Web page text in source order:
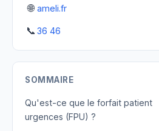
🌐 ameli.fr
📞 36 46
SOMMAIRE
Qu'est-ce que le forfait patient
urgences (FPU) ?